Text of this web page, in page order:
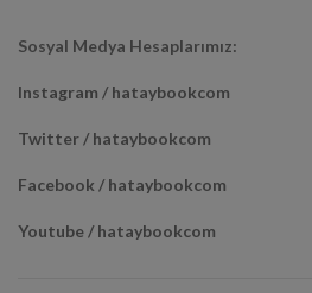
Sosyal Medya Hesaplarımız:
Instagram / hataybookcom
Twitter / hataybookcom
Facebook / hataybookcom
Youtube / hataybookcom